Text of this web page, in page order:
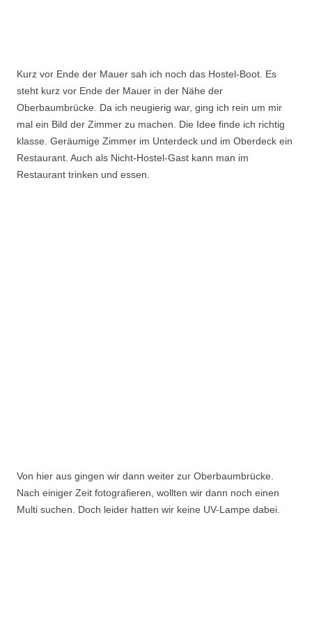
Kurz vor Ende der Mauer sah ich noch das Hostel-Boot. Es
steht kurz vor Ende der Mauer in der Nähe der
Oberbaumbrücke. Da ich neugierig war, ging ich rein um mir
mal ein Bild der Zimmer zu machen. Die Idee finde ich richtig
klasse. Geräumige Zimmer im Unterdeck und im Oberdeck ein
Restaurant. Auch als Nicht-Hostel-Gast kann man im
Restaurant trinken und essen.
Von hier aus gingen wir dann weiter zur Oberbaumbrücke.
Nach einiger Zeit fotografieren, wollten wir dann noch einen
Multi suchen. Doch leider hatten wir keine UV-Lampe dabei.